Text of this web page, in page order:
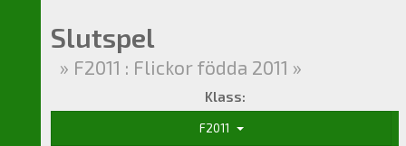
Slutspel
» F2011 : Flickor födda 2011 »
Klass:
F2011